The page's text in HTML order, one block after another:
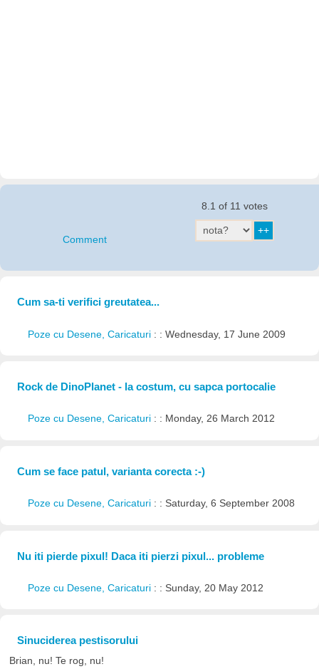
Comment
8.1 of 11 votes
Cum sa-ti verifici greutatea...
Poze cu Desene, Caricaturi : : Wednesday, 17 June 2009
Rock de DinoPlanet - la costum, cu sapca portocalie
Poze cu Desene, Caricaturi : : Monday, 26 March 2012
Cum se face patul, varianta corecta :-)
Poze cu Desene, Caricaturi : : Saturday, 6 September 2008
Nu iti pierde pixul! Daca iti pierzi pixul... probleme
Poze cu Desene, Caricaturi : : Sunday, 20 May 2012
Sinuciderea pestisorului
Brian, nu! Te rog, nu!